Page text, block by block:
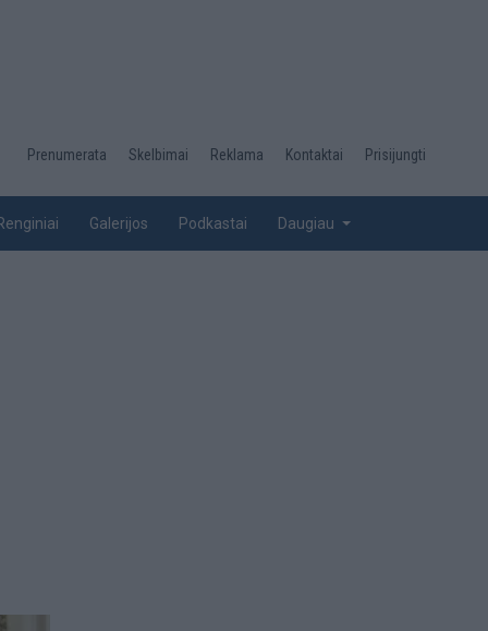
Desktop
top
Prenumerata Skelbimai Reklama Kontaktai Prisijungti
Galerijos Podkastai Daugiau